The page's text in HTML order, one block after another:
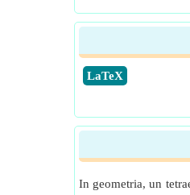
​LaTeX
In geometria, un